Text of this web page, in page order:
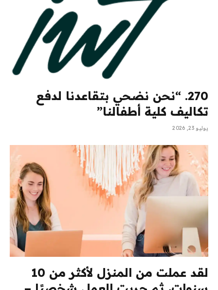
270. “نحن نضحي بتقاعدنا لدفع
تكاليف كلية أطفالنا”
يوليو 23, 2026
لقد عملت من المنزل لأكثر من 10